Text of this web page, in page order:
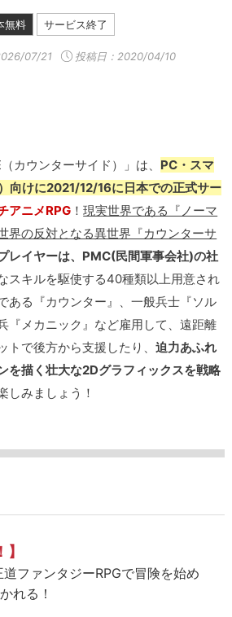
無料 サービス終了
07/21 投稿日：2020/04/10
カウンターサイド）」は、 PC・スマ
向けに2021/12/16に日本での正式サー
アニメRPG ！現実世界である『ノーマ
界の反対となる異世界『カウンターサ
レイヤーは、PMC(民間軍事会社)の社
スキルを駆使する40種類以上用意され
ある『カウンター』、一般兵士『ソル
『メカニック』など雇用して、遠距離
トで後方から支援したり、迫力あふれ
を描く壮大な2Dグラフィックスを戦略
しみましょう！
ファンタジーRPGで冒険を始め
れる！